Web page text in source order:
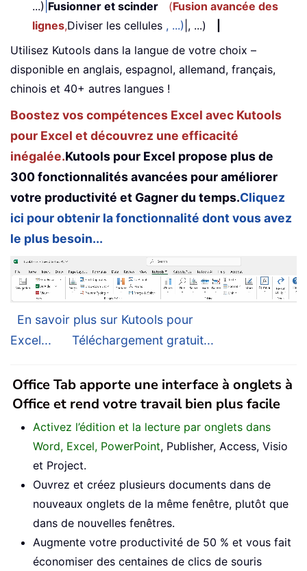
...) Fusionner et scinder (Fusion avancée des
lignes,Diviser les cellules , ...) |, ...)
Utilisez Kutools dans la langue de votre choix –
disponible en anglais, espagnol, allemand, français,
chinois et 40+ autres langues !
Boostez vos compétences Excel avec Kutools
pour Excel et découvrez une efficacité
inégalée.Kutools pour Excel propose plus de
300 fonctionnalités avancées pour améliorer
votre productivité et Gagner du temps.Cliquez
ici pour obtenir la fonctionnalité dont vous avez
le plus besoin...
En savoir plus sur Kutools pour
Excel...
Téléchargement gratuit...
Office Tab apporte une interface à onglets à
Office et rend votre travail bien plus facile
Activez l’édition et la lecture par onglets dans
Word, Excel, PowerPoint, Publisher, Access, Visio
et Project.
Ouvrez et créez plusieurs documents dans de
nouveaux onglets de la même fenêtre, plutôt que
dans de nouvelles fenêtres.
Augmente votre productivité de 50 % et vous fait
économiser des centaines de clics de souris